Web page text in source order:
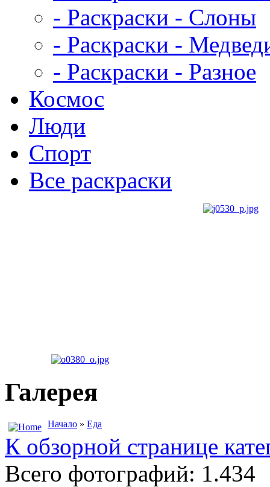
- Раскраски - Слоны
- Раскраски -
- Раскраски - Разное
Космос
Люди
Спорт
Все раскраски
Галерея
Начало » Еда
К обзорной странице
Всего фотографий: 1.434